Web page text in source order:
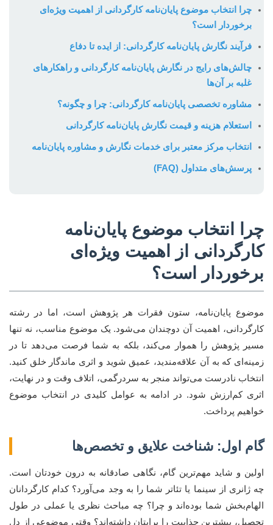
چرا انتخاب موضوع پایان‌نامه کارگردانی از اهمیت ویژه‌ای
برخوردار است؟
فرآیند نگارش پایان‌نامه کارگردانی: از ایده تا دفاع
چالش‌های رایج در نگارش پایان‌نامه کارگردانی و راهکارهای
غلبه بر آن‌ها
مشاوره تخصصی پایان‌نامه کارگردانی: چرا و چگونه؟
استعلام هزینه و قیمت نگارش پایان‌نامه کارگردانی
انتخاب مرکز معتبر برای خدمات نگارش و مشاوره پایان‌نامه
پرسش‌های متداول (FAQ)
چرا انتخاب موضوع پایان‌نامه
کارگردانی از اهمیت ویژه‌ای
برخوردار است؟
موضوع پایان‌نامه، ستون فقرات هر پژوهش است، اما در رشته
کارگردانی، اهمیت آن دوچندان می‌شود. یک موضوع مناسب، نه تنها
مسیر پژوهش را هموار می‌کند، بلکه به شما فرصت می‌دهد تا در
زمینه‌ای که به آن علاقه‌مندید، عمیق شوید و اثری ماندگار خلق کنید.
انتخاب نادرست می‌تواند منجر به سردرگمی، اتلاف وقت و در نهایت،
اثری کم‌ارزش شود. در ادامه به عوامل کلیدی در انتخاب موضوع
خواهیم پرداخت.
گام اول: شناخت علایق و تخصص‌ها
اولین و شاید مهم‌ترین گام، نگاهی صادقانه به درون خودتان است.
چه ژانری از سینما یا تئاتر شما را به وجد می‌آورد؟ کدام کارگردانان
الهام‌بخش شما بوده‌اند و چرا؟ چه مباحث نظری یا عملی در طول
تحصیل، بیشترین جذابیت را برایتان داشته‌اند؟ وقتی موضوعی از دل